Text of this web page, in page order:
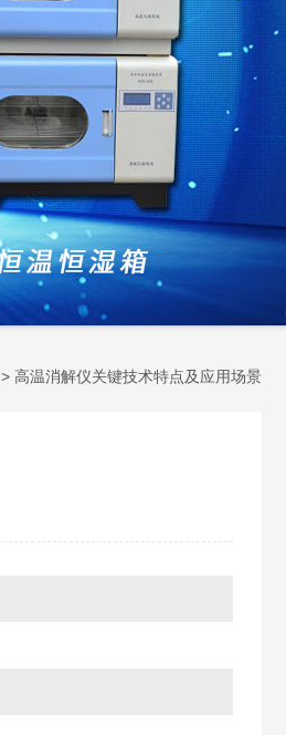
> 高温消解仪关键技术特点及应用场景